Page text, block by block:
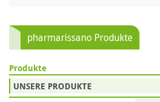
pharmarissano Produkte
Produkte
UNSERE PRODUKTE